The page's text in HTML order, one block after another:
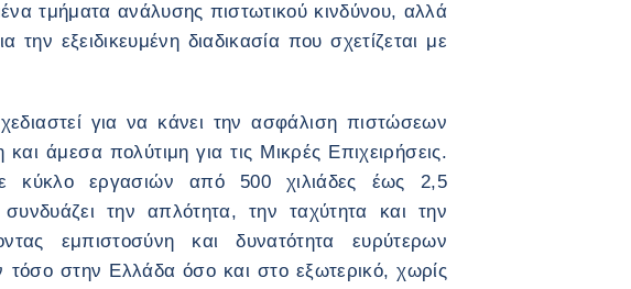
τμήματα ανάλυσης πιστωτικού κινδύνου, αλλά
την εξειδικευμένη διαδικασία που σχετίζεται με
για να κάνει την ασφάλιση πιστώσεων
άμεσα πολύτιμη για τις Μικρές Επιχειρήσεις.
κύκλο εργασιών από 500 χιλιάδες έως 2,5
την απλότητα, την ταχύτητα και την
εμπιστοσύνη και δυνατότητα ευρύτερων
στην Ελλάδα όσο και στο εξωτερικό, χωρίς